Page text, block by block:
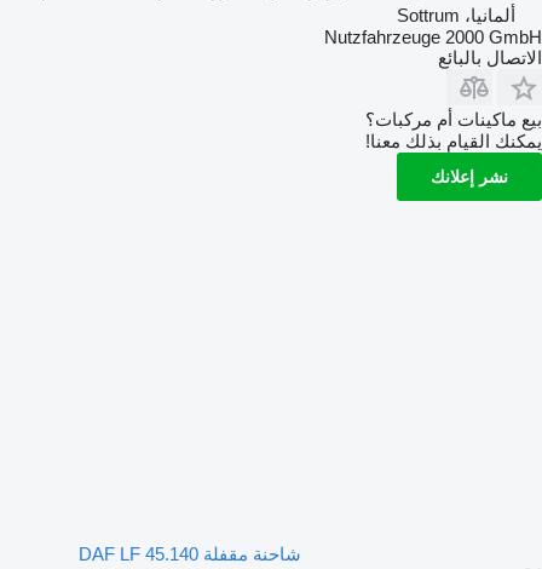
ألمانيا، Sottrum
Nutzfahrzeuge 2000 GmbH
الاتصال بالبائع
بيع ماكينات أم مركبات؟
يمكنك القيام بذلك معنا!
نشر إعلانك
شاحنة مقفلة DAF LF 45.140